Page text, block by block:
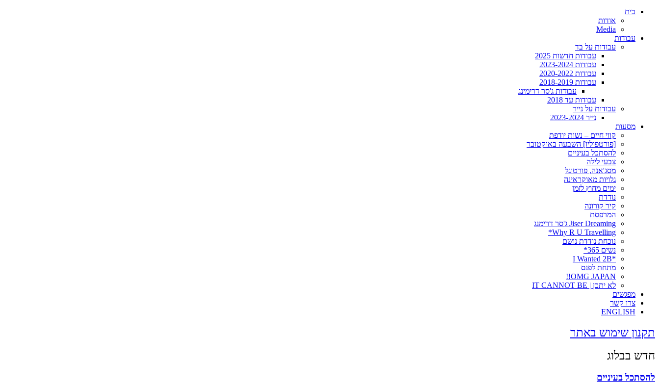
בית
אודות
Media
עבודות
עבודות על בד
עבודות חדשות 2025
עבודות 2023-2024
עבודות 2020-2022
עבודות 2018-2019
עבודות ג'סר דרימינג
עבודות עד 2018
עבודות על נייר
נייר 2023-2024
מסעות
קווי חיים – נשות יודפת
[פורטפוליו] השבעה באוקטובר
להסתכל בעיניים
צבעי לילה
מסג'אנה, פורטוגל
גלויות מאוקראינה
ימים מחוץ לזמן
נודדת
קיר קורונה
המרפסת
Jiser Dreaming ג'סר דרימנג
Why R U Travelling*
נוכחת נודדת נושם
נשים 365*
*I Wanted 2B
מתחת לפנס
OMG JAPAN!!
לא יתכן | IT CANNOT BE
מפגשים
צרו קשר
ENGLISH
תקנון שימוש באתר
חדש בבלוג
להסתכל בעיניים